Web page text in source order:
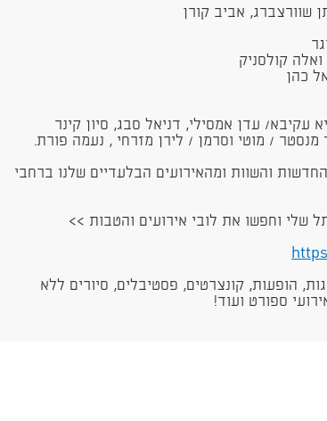
שוורצברג, אביב קורן
קולסניק
כהן
עקיבא/ עדן אמסילי, דניאל סבג, סיון קינר
מנסטר / מוטי וסרמן / לירן מזרחי , נעמה פורת.
והשוות ומהאירועים הבלעדיים שלנו ברחבי
שלי וחפשו את לובי אירועים והטבות >>
הופעות, קונצרטים, פסטיבלים, סיורים ללא
ספורט ועוד!​​